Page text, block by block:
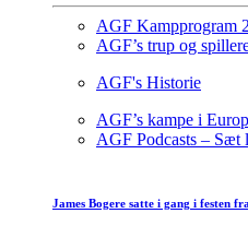
AGF Kampprogram
AGF’s trup og
AGF's Historie
AGF’s kampe i
AGF Podcasts –
James Bogere satte i gang i festen